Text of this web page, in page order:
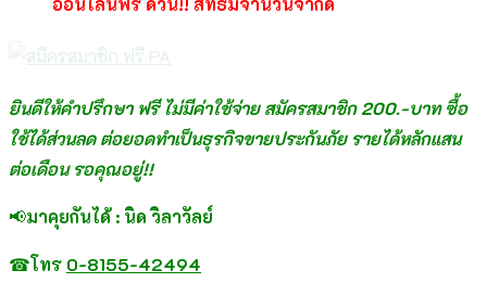
ยินดีให้คำปรึกษา ฟรี ไม่มีค่าใช้จ่าย สมัครสมาชิก 200.-บาท ซื้อ
ใช้ได้ส่วนลด ต่อยอดทำเป็นธุรกิจขายประกันภัย รายได้หลักแสน
ต่อเดือน รอคุณอยู่!!
📢มาคุยกันได้ : นิด วิลาวัลย์
☎โทร 0-8155-42494